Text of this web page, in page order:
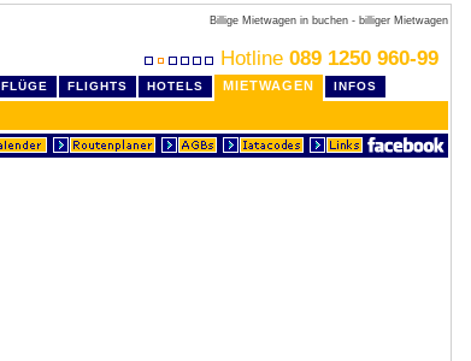
Billige Mietwagen in buchen - billiger Mietwagen
Hotline 089 1250 960-99
FLÜGE FLIGHTS HOTELS MIETWAGEN INFOS